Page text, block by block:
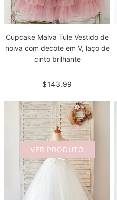
Cupcake Malva Tule Vestido de
noiva com decote em V, laço de
cinto brilhante
$143.99
VER PRODUTO